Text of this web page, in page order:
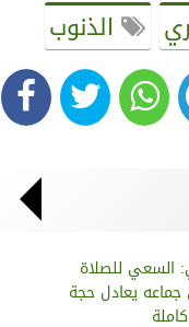
الذنوب
السعي للصلاة
جماعه يعادل حجة
كاملة